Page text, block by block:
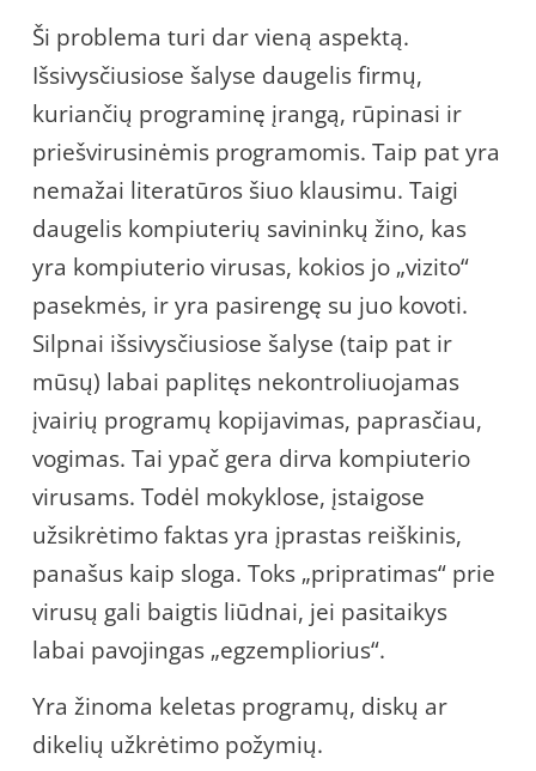
Ši problema turi dar vieną aspektą.
Išsivysčiusiose šalyse daugelis firmų,
kuriančių programinę įrangą, rūpinasi ir
priešvirusinėmis programomis. Taip pat yra
nemažai literatūros šiuo klausimu. Taigi
daugelis kompiuterių savininkų žino, kas
yra kompiuterio virusas, kokios jo „vizito“
pasekmės, ir yra pasirengę su juo kovoti.
Silpnai išsivysčiusiose šalyse (taip pat ir
mūsų) labai paplitęs nekontroliuojamas
įvairių programų kopijavimas, paprasčiau,
vogimas. Tai ypač gera dirva kompiuterio
virusams. Todėl mokyklose, įstaigose
užsikrėtimo faktas yra įprastas reiškinis,
panašus kaip sloga. Toks „pripratimas“ prie
virusų gali baigtis liūdnai, jei pasitaikys
labai pavojingas „egzempliorius“.
Yra žinoma keletas programų, diskų ar
dikelių užkrėtimo požymių.